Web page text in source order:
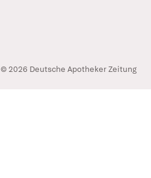
© 2026 Deutsche Apotheker Zeitung